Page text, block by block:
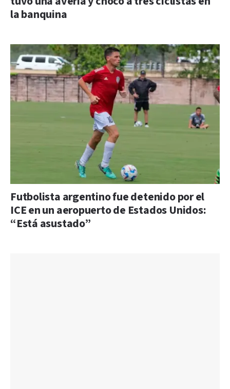
la banquina
Futbolista argentino fue detenido por el
ICE en un aeropuerto de Estados Unidos:
“Está asustado”